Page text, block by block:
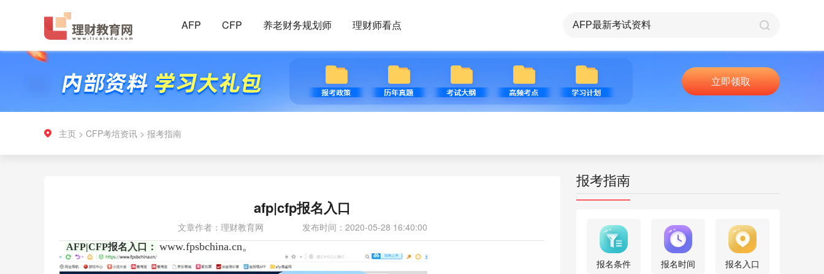
AFP CFP 养老财务规划师 理财师看点
立即领取
主页 > CFP考培资讯 > 报考指南
afp|cfp报名入口
文章作者：理财教育网 发布时间：2020-05-28 16:40:00
AFP|CFP报名入口： www.fpsbchina.cn。
报考指南
报名条件 报名时间 报名入口